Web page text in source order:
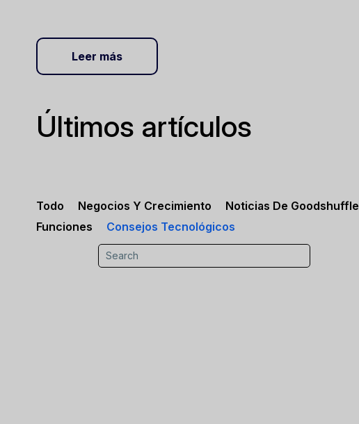
Leer más
Últimos artículos
Todo Negocios Y Crecimiento Noticias De Goodshuffle
Funciones
Consejos Tecnológicos